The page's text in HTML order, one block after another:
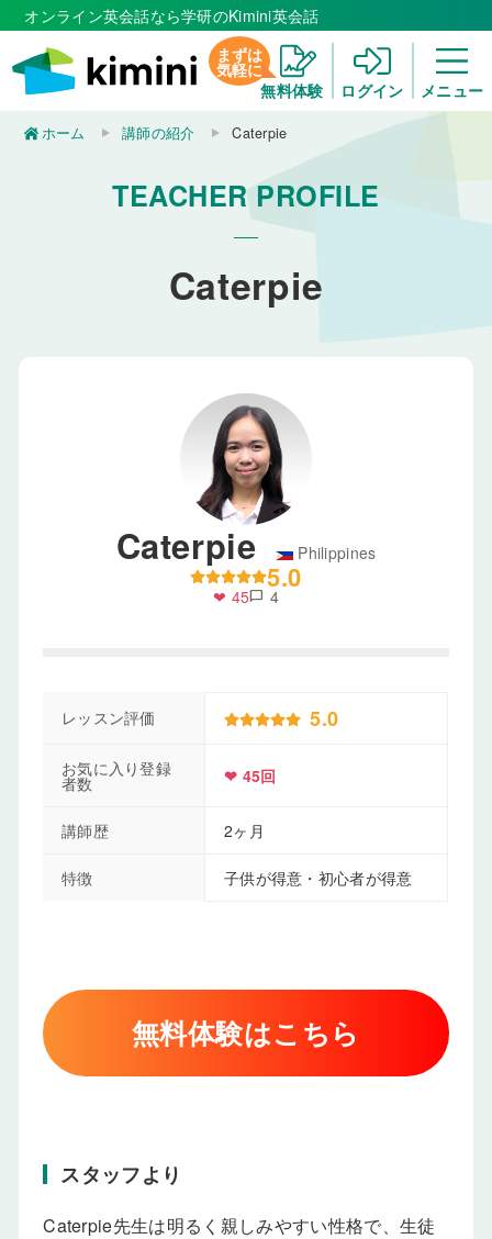
オンライン英会話なら学研のKimini英会話
まずは
気軽に
無料体験
ログイン メニュー
ホーム 講師の紹介 Caterpie
TEACHER PROFILE
Caterpie
Caterpie Philippines
5.0
❤ 45chat_bubble 4
レッスン評価 5.0
お気に入り登録
者数 ❤ 45回
講師歴 2ヶ月
特徴 子供が得意・初心者が得意
無料体験はこちら
スタッフより
Caterpie先生は明るく親しみやすい性格で、生徒